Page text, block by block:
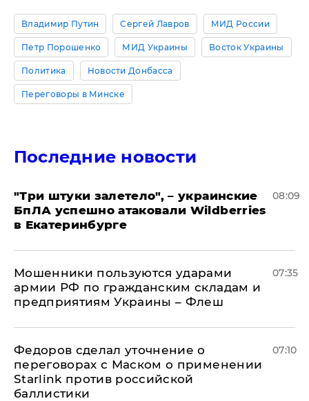
Владимир Путин Сергей Лавров МИД России
Петр Порошенко МИД Украины Восток Украины
Политика Новости Донбасса
Переговоры в Минске
Последние новости
"Три штуки залетело", – украинские
БпЛА успешно атаковали Wildberries
в Екатеринбурге
08:09
Мошенники пользуются ударами
армии РФ по гражданским складам и
предприятиям Украины – Флеш
07:35
Федоров сделал уточнение о
переговорах с Маском о применении
Starlink против российской
баллистики
07:10